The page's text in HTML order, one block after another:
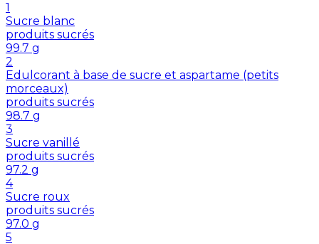
1
Sucre blanc
produits sucrés
99.7 g
2
Edulcorant à base de sucre et aspartame (petits
morceaux)
produits sucrés
98.7 g
3
Sucre vanillé
produits sucrés
97.2 g
4
Sucre roux
produits sucrés
97.0 g
5